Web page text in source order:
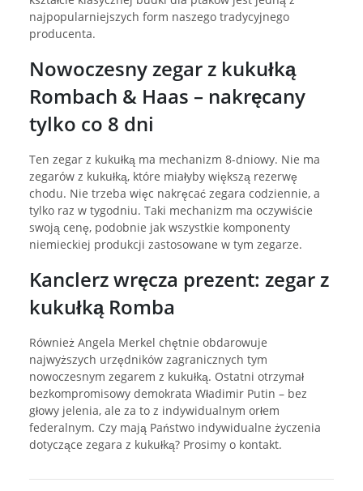
najpopularniejszych form naszego tradycyjnego
producenta.
Nowoczesny zegar z kukułką
Rombach & Haas – nakręcany
tylko co 8 dni
Ten zegar z kukułką ma mechanizm 8-dniowy. Nie ma
zegarów z kukułką, które miałyby większą rezerwę
chodu. Nie trzeba więc nakręcać zegara codziennie, a
tylko raz w tygodniu. Taki mechanizm ma oczywiście
swoją cenę, podobnie jak wszystkie komponenty
niemieckiej produkcji zastosowane w tym zegarze.
Kanclerz wręcza prezent: zegar z
kukułką Romba
Również Angela Merkel chętnie obdarowuje
najwyższych urzędników zagranicznych tym
nowoczesnym zegarem z kukułką. Ostatni otrzymał
bezkompromisowy demokrata Władimir Putin – bez
głowy jelenia, ale za to z indywidualnym orłem
federalnym. Czy mają Państwo indywidualne życzenia
dotyczące zegara z kukułką? Prosimy o kontakt.